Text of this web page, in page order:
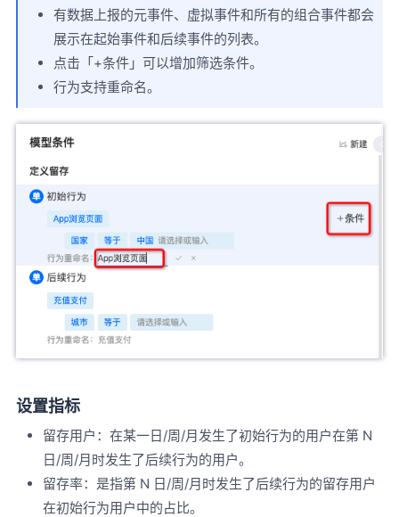
有数据上报的元事件、虚拟事件和所有的组合事件都会
展示在起始事件和后续事件的列表。
点击「+条件」可以增加筛选条件。
行为支持重命名。
设置指标
留存用户：在某一日/周/月发生了初始行为的用户在第 N
日/周/月时发生了后续行为的用户。
留存率：是指第 N 日/周/月时发生了后续行为的留存用户
在初始行为用户中的占比。